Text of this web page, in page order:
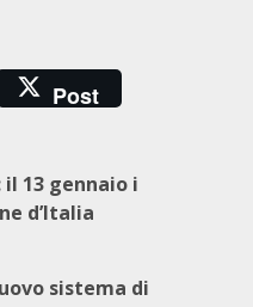
Post
il 13 gennaio i
d’Italia
sistema di